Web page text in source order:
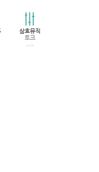
삼호뮤직
토크